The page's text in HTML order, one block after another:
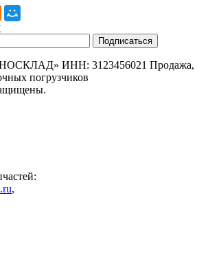
ИНН: 3123456021 Продажа,
погрузчиков
,